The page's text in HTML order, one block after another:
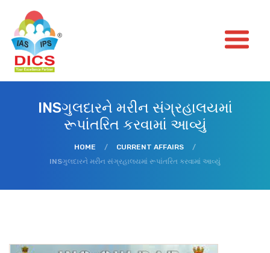
INSગુલદારને મરીન સંગ્રહાલયમાં
રૂપાંતરિત કરવામાં આવ્યું
HOME / CURRENT AFFAIRS
/
INSગુલદારને મરીન સંગ્રહાલયમાં રૂપાંતરિત કરવામાં આવ્યું